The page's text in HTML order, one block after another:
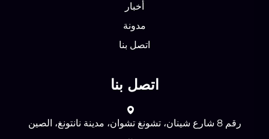
أخبار
مدونة
اتصل بنا
اتصل بنا
رقم 8 شارع شينان، تشونغ تشوان، مدينة نانتونغ، الصين